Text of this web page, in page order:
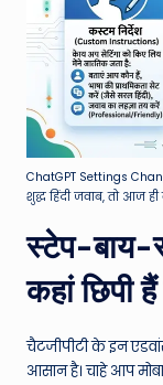
ChatGPT Settings
शुद्ध हिंदी जवाब, तो आज
स्टेप-बाय-
कहां छिपी
चैटजीपीटी के इन
आसान है। चाहे आप